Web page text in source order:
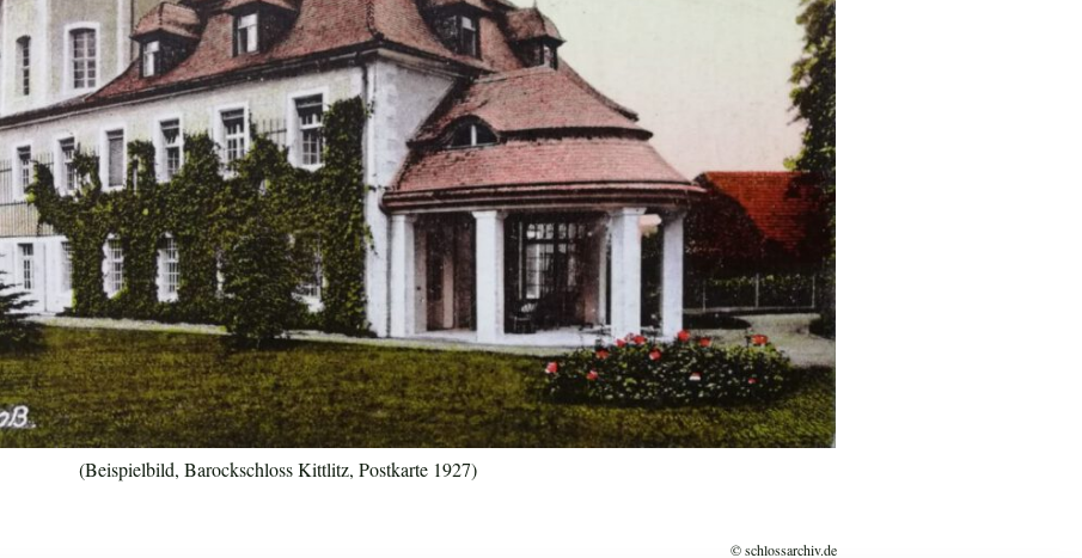
(Beispielbild, Barockschloss Kittlitz, Postkarte 1927)
© schlossarchiv.de